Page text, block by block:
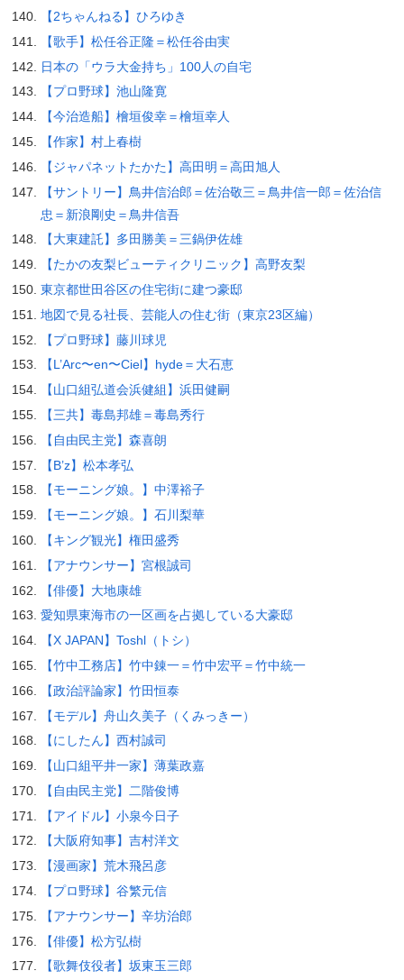
【2ちゃんねる】ひろゆき
【歌手】松任谷正隆＝松任谷由実
日本の「ウラ大金持ち」100人の自宅
【プロ野球】池山隆寛
【今治造船】檜垣俊幸＝檜垣幸人
【作家】村上春樹
【ジャパネットたかた】高田明＝高田旭人
【サントリー】鳥井信治郎＝佐治敬三＝鳥井信一郎＝佐治信
忠＝新浪剛史＝鳥井信吾
【大東建託】多田勝美＝三鍋伊佐雄
【たかの友梨ビューティクリニック】高野友梨
東京都世田谷区の住宅街に建つ豪邸
地図で見る社長、芸能人の住む街（東京23区編）
【プロ野球】藤川球児
【L’Arc〜en〜Ciel】hyde＝大石恵
【山口組弘道会浜健組】浜田健嗣
【三共】毒島邦雄＝毒島秀行
【自由民主党】森喜朗
【B’z】松本孝弘
【モーニング娘。】中澤裕子
【モーニング娘。】石川梨華
【キング観光】権田盛秀
【アナウンサー】宮根誠司
【俳優】大地康雄
愛知県東海市の一区画を占拠している大豪邸
【X JAPAN】Toshl（トシ）
【竹中工務店】竹中錬一＝竹中宏平＝竹中統一
【政治評論家】竹田恒泰
【モデル】舟山久美子（くみっきー）
【にしたん】西村誠司
【山口組平井一家】薄葉政嘉
【自由民主党】二階俊博
【アイドル】小泉今日子
【大阪府知事】吉村洋文
【漫画家】荒木飛呂彦
【プロ野球】谷繁元信
【アナウンサー】辛坊治郎
【俳優】松方弘樹
【歌舞伎役者】坂東玉三郎